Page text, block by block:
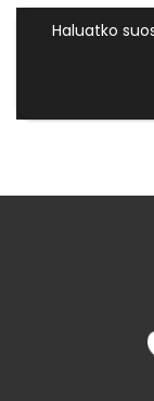
Haluatko